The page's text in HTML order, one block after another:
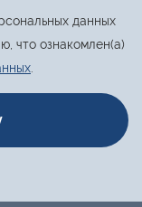
данных
что ознакомлен(а)